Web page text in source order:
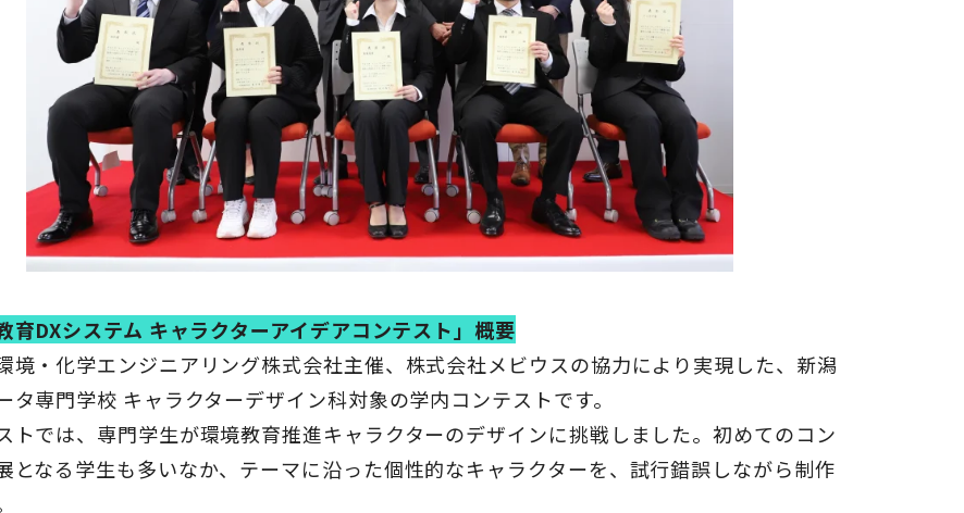
DXシステム キャラクターアイデアコンテスト」概要
境・化学エンジニアリング株式会社主催、株式会社メビウスの協力により実現した、新潟
タ専門学校 キャラクターデザイン科対象の学内コンテストです。
トでは、専門学生が環境教育推進キャラクターのデザインに挑戦しました。初めてのコン
となる学生も多いなか、テーマに沿った個性的なキャラクターを、試行錯誤しながら制作